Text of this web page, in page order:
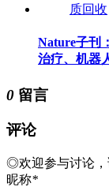
Nature子刊
治疗、机器
0 留言
评论
◎欢迎参与讨论，
昵称*